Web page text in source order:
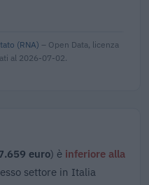
(RNA) – Open Data, licenza
al 2026-07-02.
euro) è inferiore alla
settore in Italia